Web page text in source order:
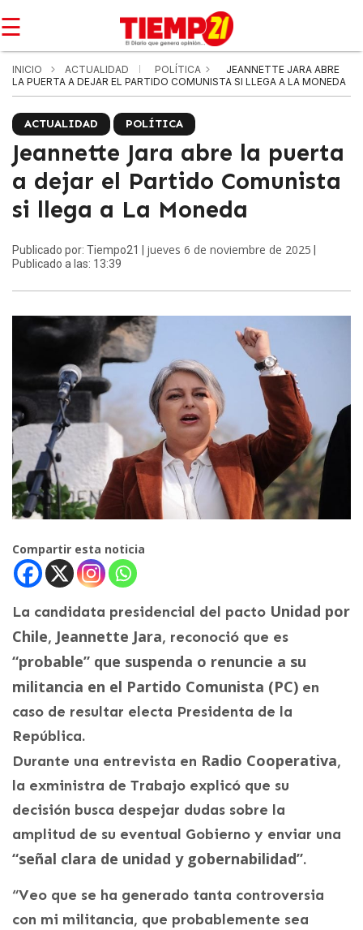
☰
INICIO ACTUALIDAD POLÍTICA
JEANNETTE JARA ABRE
LA PUERTA A DEJAR EL PARTIDO COMUNISTA SI LLEGA A LA MONEDA
ACTUALIDAD POLÍTICA
Jeannette Jara abre la puerta
a dejar el Partido Comunista
si llega a La Moneda
Publicado por: Tiempo21 | jueves 6 de noviembre de 2025
Publicado a las: 13:39
Compartir esta noticia
La candidata presidencial del pacto Unidad por
Chile, Jeannette Jara, reconoció que es
“probable” que suspenda o renuncie a su
militancia en el Partido Comunista (PC) en
caso de resultar electa Presidenta de la
República.
Durante una entrevista en Radio Cooperativa,
la exministra de Trabajo explicó que su
decisión busca despejar dudas sobre la
amplitud de su eventual Gobierno y enviar una
“señal clara de unidad y gobernabilidad”.
“Veo que se ha generado tanta controversia
con mi militancia, que probablemente sea